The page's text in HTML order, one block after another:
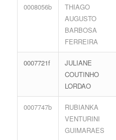
0008056b
THIAGO
AUGUSTO
BARBOSA
FERREIRA
0007721f
JULIANE
COUTINHO
LORDAO
0007747b
RUBIANKA
VENTURINI
GUIMARAES